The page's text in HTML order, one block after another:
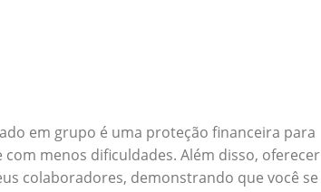
em grupo é uma proteção financeira para
menos dificuldades. Além disso, oferecer
colaboradores, demonstrando que você se